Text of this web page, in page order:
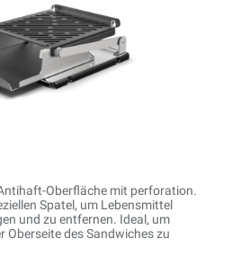
Oberfläche mit perforation.
Spatel, um Lebensmittel
und zu entfernen. Ideal, um
Oberseite des Sandwiches zu